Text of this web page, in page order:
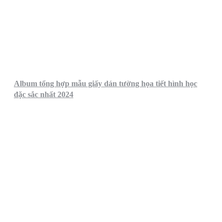
Album tổng hợp mẫu giấy dán tường họa tiết hình học
đặc sắc nhất 2024